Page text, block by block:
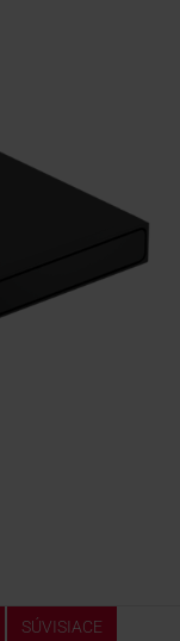
SÚVISIACE